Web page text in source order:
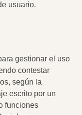
usuario.
gestionar el uso
contestar
según la
escrito por un
funciones